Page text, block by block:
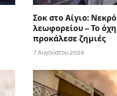
Σοκ στο Αίγιο:
λεωφορείου – Το
προκάλεσε ζημιές
7 Αυγούστου 2026